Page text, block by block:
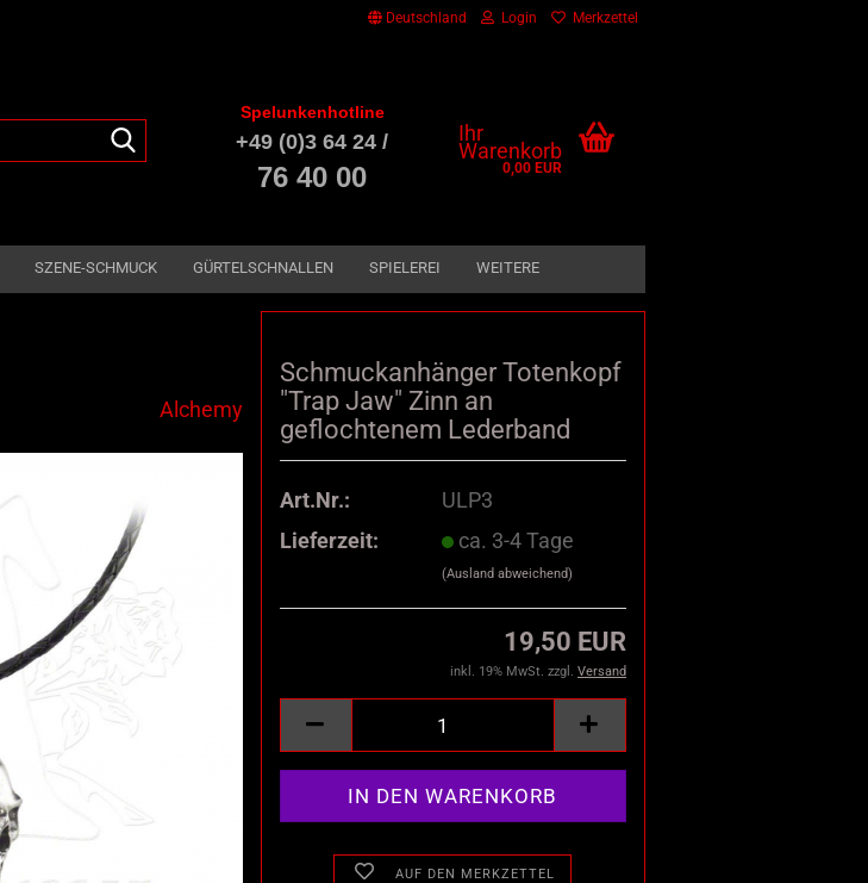
Deutschland Login Merkzettel
Spelunkenhotline
+49 (0)3 64 24 /
76 40 00
Ihr
Warenkorb
0,00 EUR
SZENE-SCHMUCK GÜRTELSCHNALLEN SPIELEREI WEITERE
Alchemy
Schmuckanhänger Totenkopf
"Trap Jaw" Zinn an
geflochtenem Lederband
Art.Nr.:
ULP3
Lieferzeit:
ca. 3-4 Tage
(Ausland abweichend)
19,50 EUR
inkl. 19% MwSt. zzgl. Versand
AUF DEN MERKZETTEL